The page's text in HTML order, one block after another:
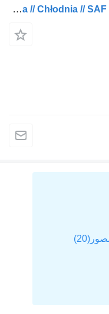
Schmitz Cargobull Przyczepa // Chłodnia // SAF // Carrier maxima 1000 // 2010 rok